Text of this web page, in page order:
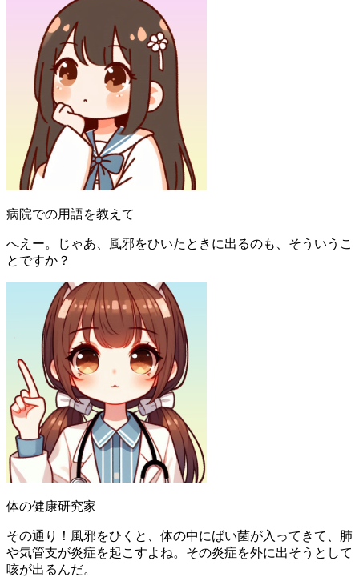
病院での用語を教えて
へえー。じゃあ、風邪をひいたときに出るのも、そういうこ
とですか？
体の健康研究家
その通り！風邪をひくと、体の中にばい菌が入ってきて、肺
や気管支が炎症を起こすよね。その炎症を外に出そうとして
咳が出るんだ。